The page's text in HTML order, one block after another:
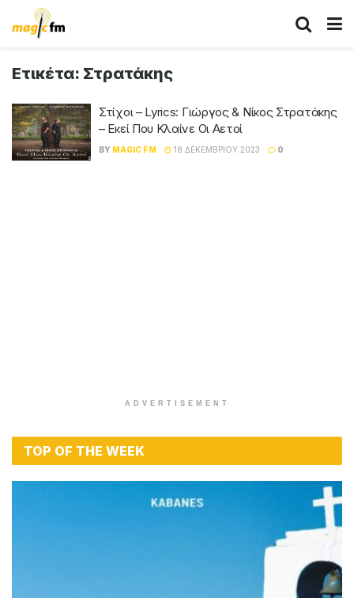
Ετικέτα: Στρατάκης
Στίχοι – Lyrics: Γιώργος & Νίκος Στρατάκης
– Εκεί Που Κλαίνε Οι Αετοί
BY MAGIC FM 18 ΔΕΚΕΜΒΡΊΟΥ 2023 0
ADVERTISEMENT
TOP OF THE WEEK